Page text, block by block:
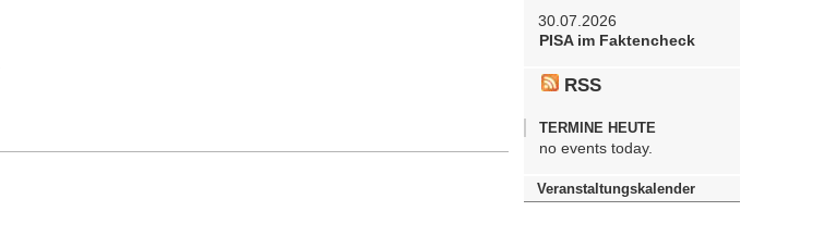
30.07.2026
PISA im Faktencheck
RSS
TERMINE HEUTE
no events today.
Veranstaltungskalender